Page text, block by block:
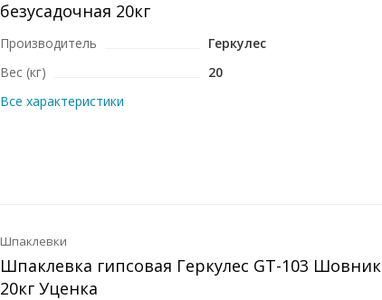
безусадочная 20кг
Производитель
Геркулес
Вес (кг)
20
Все характеристики
Шпаклевки
Шпаклевка гипсовая Геркулес GT-103 Шовник
20кг Уценка